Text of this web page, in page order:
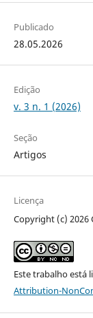
Publicado
28.05.2026
Edição
v. 3 n. 1 (2026)
Seção
Artigos
Licença
Copyright (c) 2026
Este trabalho está
Attribution-